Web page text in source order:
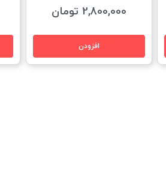
2,800,000 تومان